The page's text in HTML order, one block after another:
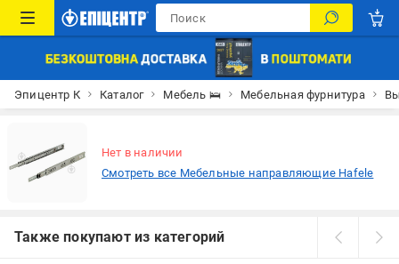
Эпицентр К Каталог Мебель 🛌 Мебельная фурнитура
Нет в наличии
Смотреть все Мебельные направляющие Hafele
Также покупают из категорий